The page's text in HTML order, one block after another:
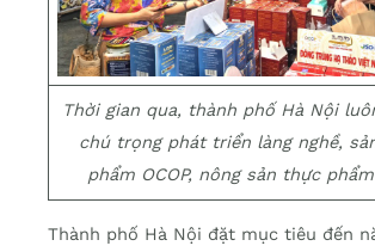
Thời gian qua, thành phố Hà Nội
chú trọng phát triển làng nghề,
phẩm OCOP, nông sản thực
Thành phố Hà Nội đặt mục tiêu đến